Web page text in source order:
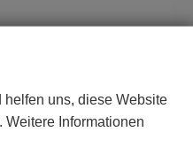
uns, diese Website
Weitere Informationen
auszuführen.